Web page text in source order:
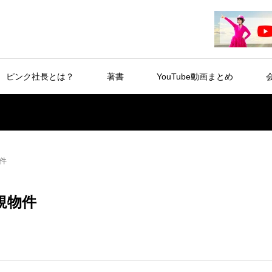
ピンク社長とは？ 著書 YouTube動画まとめ
物件